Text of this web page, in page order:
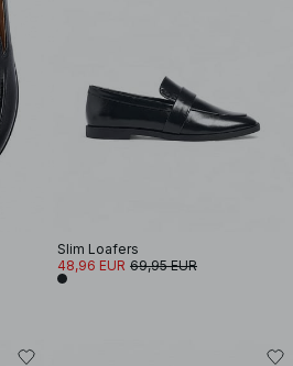
Slim Loafers
48,96 EUR 69,95 EUR